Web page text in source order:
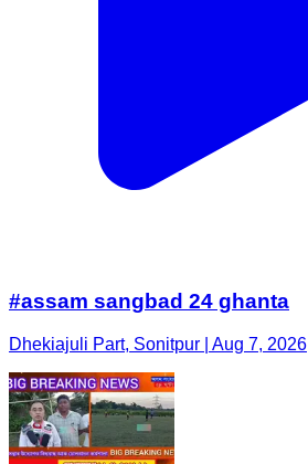
#assam sangbad 24 ghanta
Dhekiajuli Part, Sonitpur | Aug 7, 2026